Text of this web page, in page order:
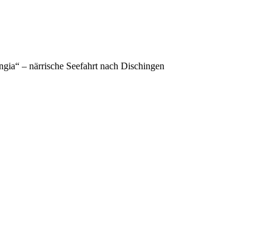
– närrische Seefahrt nach Dischingen